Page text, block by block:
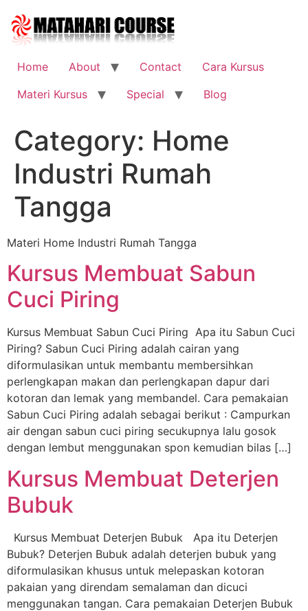
content
Home
About Contact
Cara Kursus
Materi Kursus
Special Blog
Category: Home
Industri Rumah
Tangga
Materi Home Industri Rumah Tangga
Kursus Membuat Sabun
Cuci Piring
Kursus Membuat Sabun Cuci Piring Apa itu Sabun Cuci
Piring? Sabun Cuci Piring adalah cairan yang
diformulasikan untuk membantu membersihkan
perlengkapan makan dan perlengkapan dapur dari
kotoran dan lemak yang membandel. Cara pemakaian
Sabun Cuci Piring adalah sebagai berikut : Campurkan
air dengan sabun cuci piring secukupnya lalu gosok
dengan lembut menggunakan spon kemudian bilas […]
Kursus Membuat Deterjen
Bubuk
Kursus Membuat Deterjen Bubuk Apa itu Deterjen
Bubuk? Deterjen Bubuk adalah deterjen bubuk yang
diformulasikan khusus untuk melepaskan kotoran
pakaian yang direndam semalaman dan dicuci
menggunakan tangan. Cara pemakaian Deterjen Bubuk